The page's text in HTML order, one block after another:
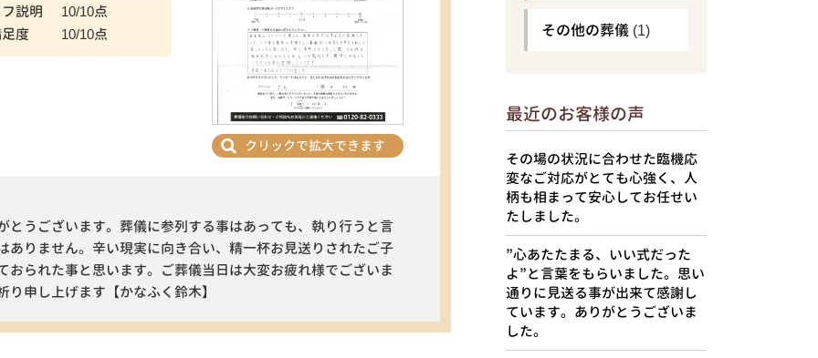
説明
10/10点
度
10/10点
クリックで拡大できます
とうございます。葬儀に参列する事はあっても、執り行うと言
ありません。辛い現実に向き合い、精一杯お見送りされたご子
られた事と思います。ご葬儀当日は大変お疲れ様でございま
申し上げます【かなふく鈴木】
その他の葬儀 (1)
最近のお客様の声
その場の状況に合わせた臨機応
変なご対応がとても心強く、人
柄も相まって安心してお任せい
たしました。
”心あたたまる、いい式だった
よ”と言葉をもらいました。思い
通りに見送る事が出来て感謝し
ています。ありがとうございま
した。